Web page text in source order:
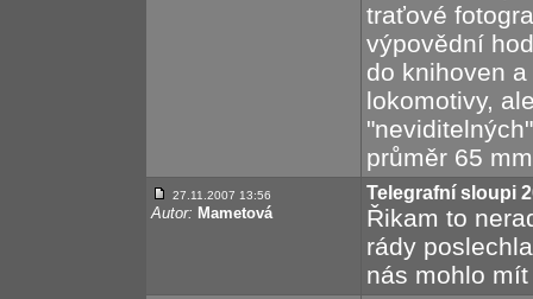
traťové
výpovědní
do knihoven
lokomotivy,
průměr 65
27.11.2007 13:56
Autor: Mametová
Telegrafní sloupi
Řikam to
rády
nás mohlo